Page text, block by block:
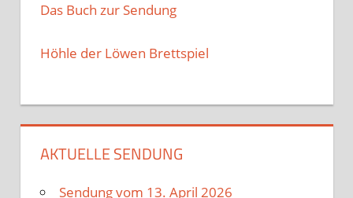
Das Buch zur Sendung
Höhle der Löwen Brettspiel
AKTUELLE SENDUNG
Sendung vom 13. April 2026